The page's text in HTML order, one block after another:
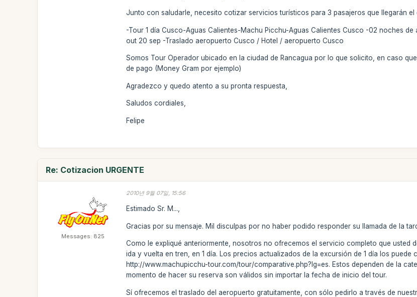
Junto con saludarle, necesito cotizar servicios turísticos para 3 pasajeros que llegarán
-Tour 1 día Cusco-Aguas Calientes-Machu Picchu-Aguas Calientes Cusco -02 noches
out 20 sep -Traslado aeropuerto Cusco / Hotel / aeropuerto Cusco
Somos Tour Operador ubicado en la ciudad de Rancagua por lo que solicito, en caso
de pago (Money Gram por ejemplo)
Agradezco y quedo atento a su pronta respuesta,
Saludos cordiales,
Felipe
Re: Cotizacion URGENTE
Messages: 825
2010년 9월 07일, 15:56
Estimado Sr. M...,
Gracias por su mensaje. Mil disculpas por no haber podido responder su llamada de la
Como le expliqué anteriormente, nosotros no ofrecemos el servicio completo que usted
ida y vuelta en tren, en 1 día. Los precios actualizados de la excursión de 1 día los
http://www.machupicchu-tour.com/tour/comparative.php?lg=es. Estos dependen de la
momento de hacer su reserva son válidos sin importar la fecha de inicio del tour.
Sí ofrecemos el traslado del aeropuerto gratuitamente, con sólo pedirlo a través de